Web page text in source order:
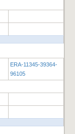
ERA-11345-39364-
96105